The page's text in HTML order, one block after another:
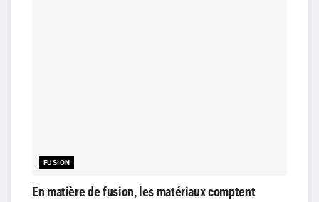
FUSION
En matière de fusion, les matériaux comptent